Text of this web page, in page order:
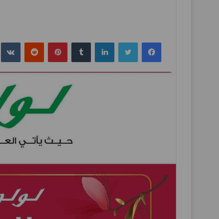
فيسبوك تويتر لينكدإن بينتيريست